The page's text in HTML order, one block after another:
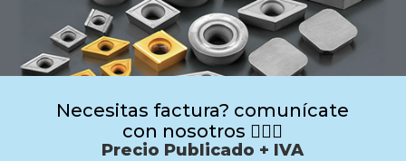
Necesitas factura? comunícate
con nosotros 🙋🏻‍♂️
Precio Publicado + IVA